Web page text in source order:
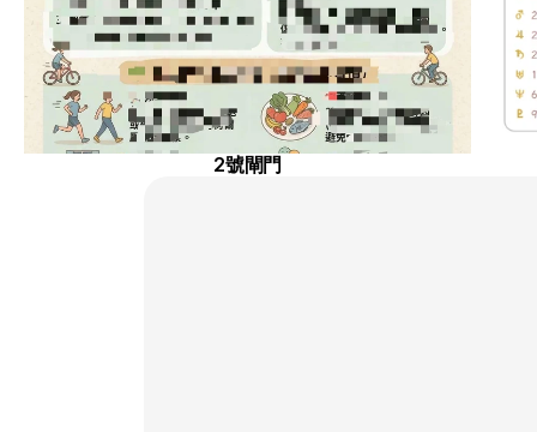
2號閘門